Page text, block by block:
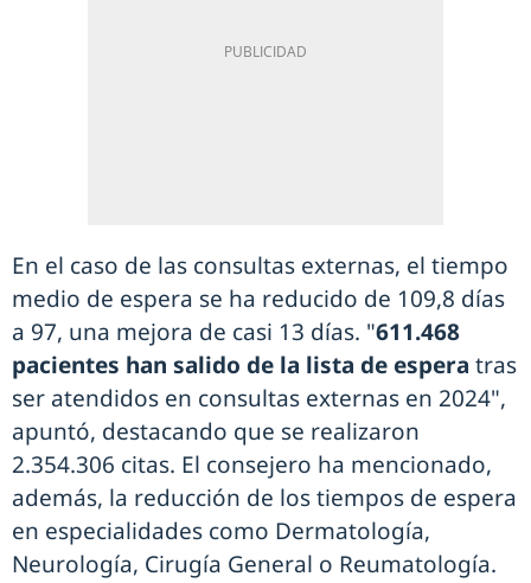
En el caso de las consultas externas, el tiempo
medio de espera se ha reducido de 109,8 días
a 97, una mejora de casi 13 días. "611.468
pacientes han salido de la lista de espera tras
ser atendidos en consultas externas en 2024",
apuntó, destacando que se realizaron
2.354.306 citas. El consejero ha mencionado,
además, la reducción de los tiempos de espera
en especialidades como Dermatología,
Neurología, Cirugía General o Reumatología.